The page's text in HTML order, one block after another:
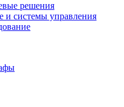
решения
и системы управления